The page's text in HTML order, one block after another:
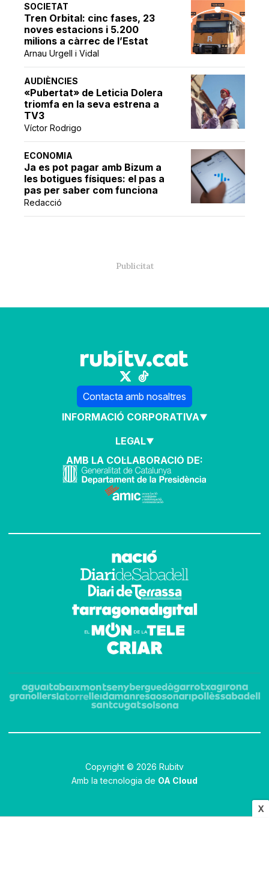
X
SOCIETAT
Tren Orbital: cinc fases, 23
noves estacions i 5.200
milions a càrrec de l’Estat
Arnau Urgell i Vidal
AUDIÈNCIES
«Pubertat» de Leticia Dolera
triomfa en la seva estrena a
TV3
Víctor Rodrigo
ECONOMIA
Ja es pot pagar amb Bizum a
les botigues físiques: el pas a
pas per saber com funciona
Redacció
Contacta amb nosaltres
INFORMACIÓ CORPORATIVA
LEGAL
AMB LA COL·LABORACIÓ DE:
Copyright © 2026 Rubitv
Amb la tecnologia de OA Cloud